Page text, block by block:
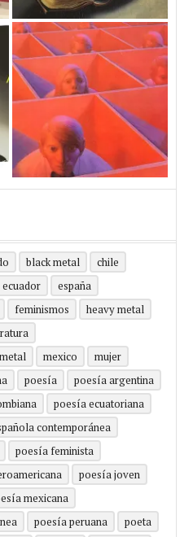
black metal
chile
ecuador
españa
feminismos
heavy metal
metal mexico
mujer
poesía
poesía argentina
poesía ecuatoriana
contemporánea
poesía feminista
poesía joven
mexicana
poesía peruana
poeta